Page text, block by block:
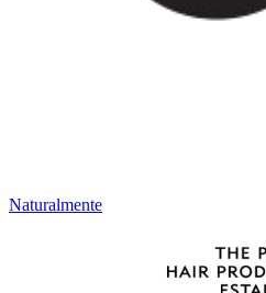
Naturalmente